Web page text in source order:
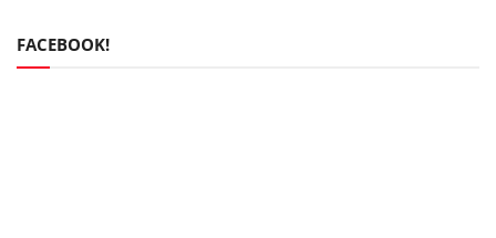
FACEBOOK!